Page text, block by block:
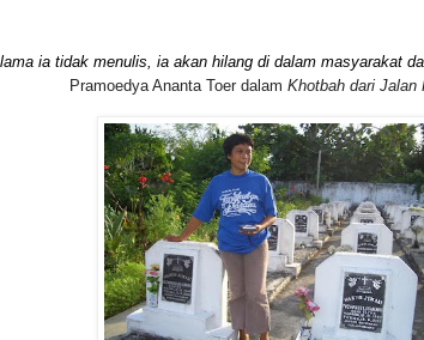
ia tidak menulis, ia akan hilang di dalam masyarakat
Pramoedya Ananta Toer dalam Khotbah dari Jalan